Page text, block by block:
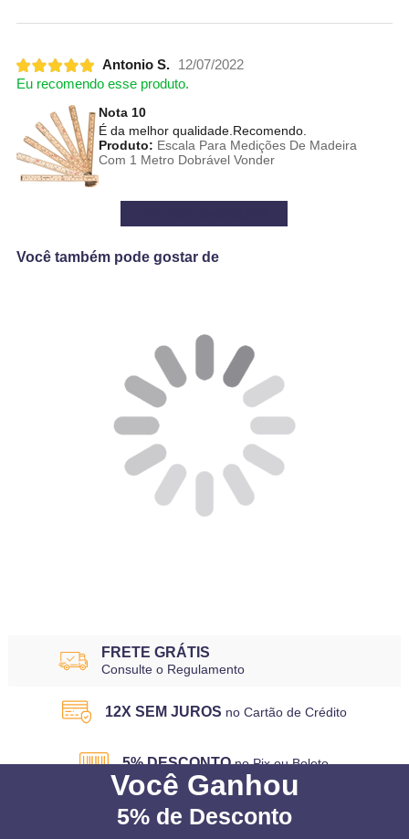
Antonio S.
12/07/2022
Eu recomendo esse produto.
Nota 10
É da melhor qualidade.Recomendo.
Produto: Escala Para Medições De Madeira
Com 1 Metro Dobrável Vonder
Você também pode gostar de
FRETE GRÁTIS
Consulte o Regulamento
12X SEM JUROS no Cartão de Crédito
5% DESCONTO no Pix ou Boleto
Você Ganhou
5% de Desconto